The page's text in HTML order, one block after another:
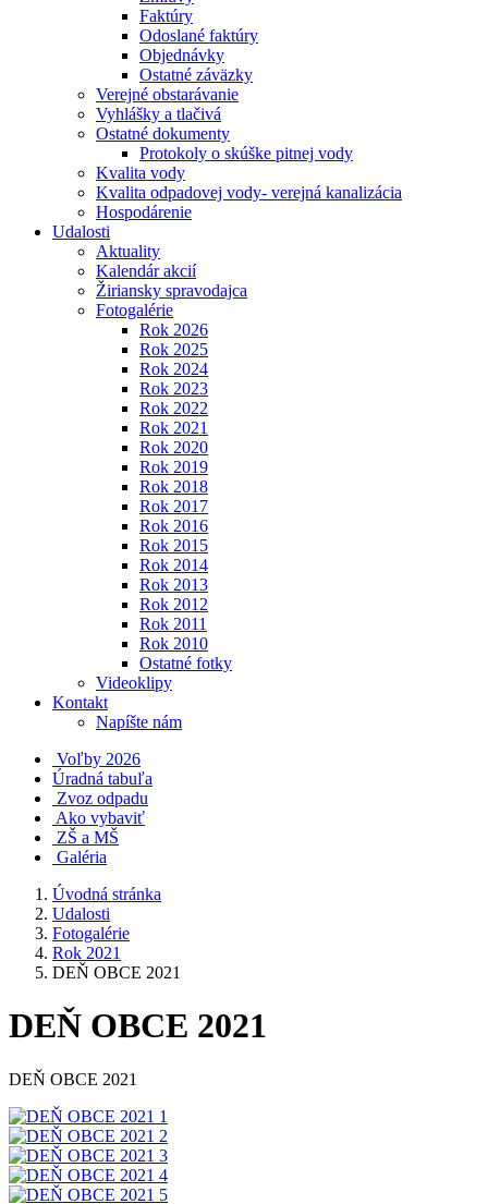
Faktúry
Odoslané faktúry
Objednávky
Ostatné záväzky
Verejné obstarávanie
Vyhlášky a tlačivá
Ostatné dokumenty
Protokoly o skúške pitnej vody
Kvalita vody
Kvalita odpadovej vody- verejná kanalizácia
Hospodárenie
Udalosti
Aktuality
Kalendár akcií
Žiriansky spravodajca
Fotogalérie
Rok 2026
Rok 2025
Rok 2024
Rok 2023
Rok 2022
Rok 2021
Rok 2020
Rok 2019
Rok 2018
Rok 2017
Rok 2016
Rok 2015
Rok 2014
Rok 2013
Rok 2012
Rok 2011
Rok 2010
Ostatné fotky
Videoklipy
Kontakt
Napíšte nám
Voľby 2026
Úradná tabuľa
Zvoz odpadu
Ako vybaviť
ZŠ a MŠ
Galéria
Úvodná stránka
Udalosti
Fotogalérie
Rok 2021
DEŇ OBCE 2021
DEŇ OBCE 2021
DEŇ OBCE 2021